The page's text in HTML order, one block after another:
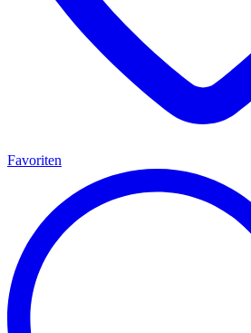
Favoriten